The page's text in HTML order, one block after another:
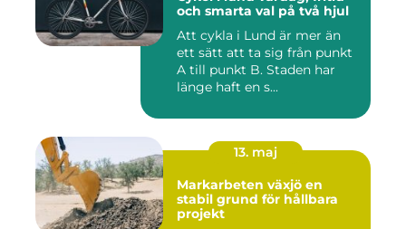
och smarta val på två hjul
Att cykla i Lund är mer än
ett sätt att ta sig från punkt
A till punkt B. Staden har
länge haft en s...
13. maj
Markarbeten växjö en
stabil grund för hållbara
projekt